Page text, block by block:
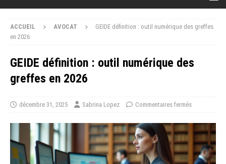
ACCUEIL AVOCAT
GEIDE définition : outil numérique des greffes
en 2026
GEIDE définition : outil numérique des
greffes en 2026
décembre 31, 2025 Sabrina Lopez Commentaires fermés